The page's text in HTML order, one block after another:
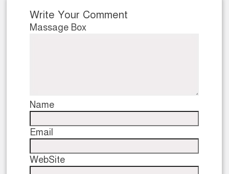
Write Your Comment
Massage Box
Name
Email
WebSite